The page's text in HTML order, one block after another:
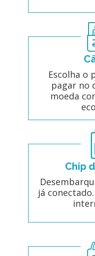
Escolha o
pagar no
moeda
Chip
já